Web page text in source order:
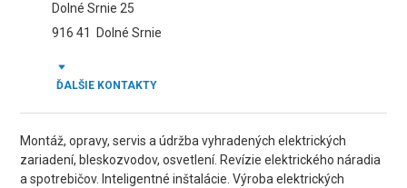
Dolné Srnie 25
916 41
Dolné Srnie
ĎALŠIE KONTAKTY
Montáž, opravy, servis a údržba vyhradených elektrických
zariadení, bleskozvodov, osvetlení. Revízie elektrického náradia
a spotrebičov. Inteligentné inštalácie. Výroba elektrických